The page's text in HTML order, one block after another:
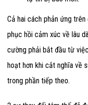
Cả hai cách phản ứng
phục hồi cảm xúc về lâu
cường phải bắt đầu từ
hoạt hơn khi cắt nghĩa về
trong phần tiếp theo.